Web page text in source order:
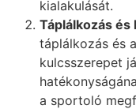
kialakulását.
Táplálkozás és
táplálkozás és
kulcsszerepet
a sportoló